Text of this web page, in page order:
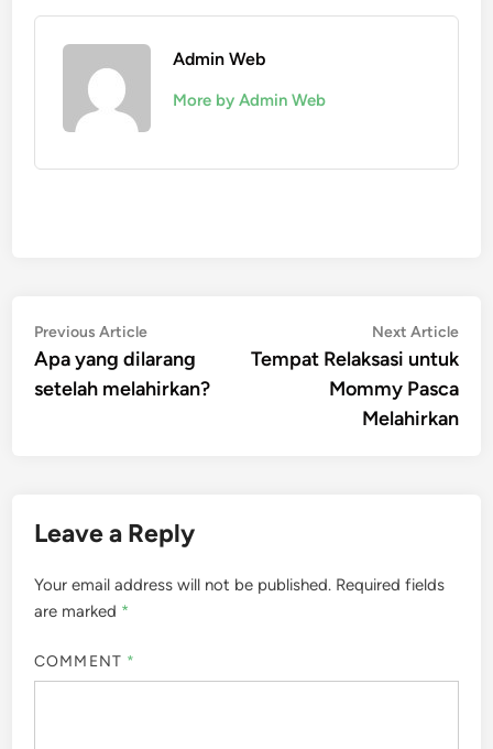
Admin Web
More by Admin Web
Post
navigation
Previous ArticlePrevious
article:
Apa yang dilarang
setelah melahirkan?
Next Article
Tempat Relaksasi untuk
Mommy Pasca
Melahirkan
Leave a Reply
Your email address will not be published. Required fields
are marked *
COMMENT *